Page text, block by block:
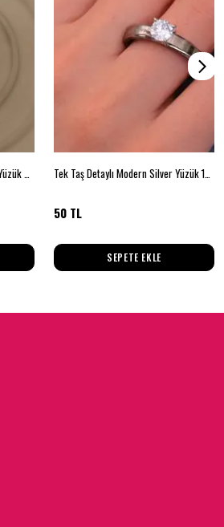
Gold Renkli Grek Desenli Çelik Yüzük No: 18 Tek Taş Detaylı Modern Silver Yüzük 16 beden
50 TL
SEPETE EKLE